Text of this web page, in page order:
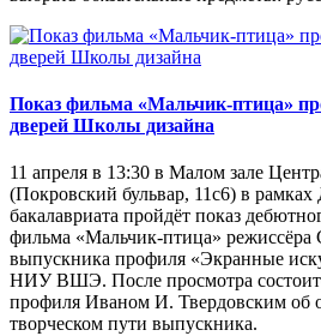
Показ фильма «Мальчик-птица»
дверей Школы дизайна
11 апреля в 13:30 в Малом зале
(Покровский бульвар, 11с6) в
бакалавриата пройдёт показ
фильма «Мальчик-птица»
выпускника профиля «Экранные
НИУ ВШЭ. После просмотра
профиля Иваном И. Твердовским об
творческом пути выпускника.